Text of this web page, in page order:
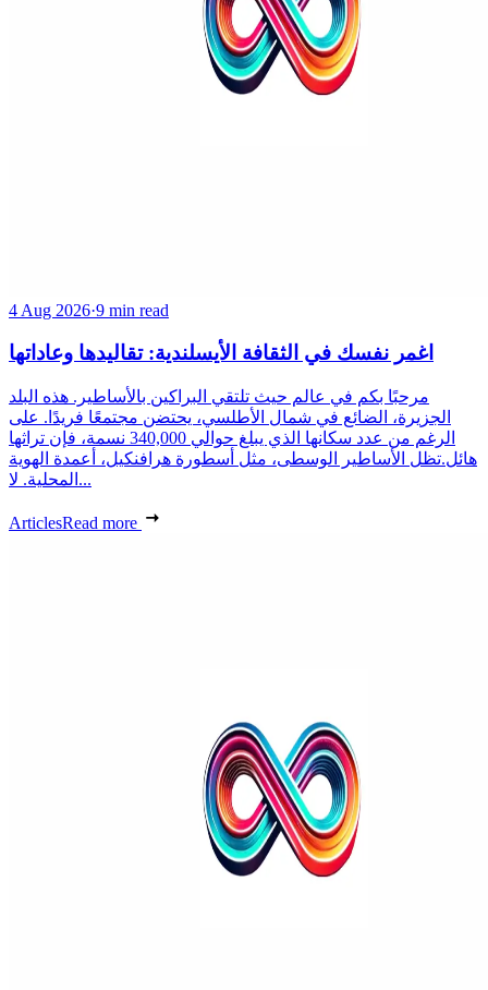
4 Aug 2026·9 min read
اغمر نفسك في الثقافة الأيسلندية: تقاليدها وعاداتها
مرحبًا بكم في عالم حيث تلتقي البراكين بالأساطير. هذه البلد
الجزيرة، الضائع في شمال الأطلسي، يحتضن مجتمعًا فريدًا. على
الرغم من عدد سكانها الذي يبلغ حوالي 340,000 نسمة، فإن تراثها
هائل.تظل الأساطير الوسطى، مثل أسطورة هرافنكيل، أعمدة الهوية
المحلية. لا...
ArticlesRead more